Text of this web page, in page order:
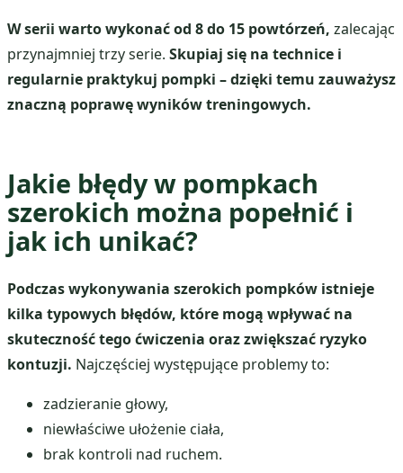
W serii warto wykonać od 8 do 15 powtórzeń, zalecając
przynajmniej trzy serie. Skupiaj się na technice i
regularnie praktykuj pompki – dzięki temu zauważysz
znaczną poprawę wyników treningowych.
Jakie błędy w pompkach
szerokich można popełnić i
jak ich unikać?
Podczas wykonywania szerokich pompków istnieje
kilka typowych błędów, które mogą wpływać na
skuteczność tego ćwiczenia oraz zwiększać ryzyko
kontuzji. Najczęściej występujące problemy to:
zadzieranie głowy,
niewłaściwe ułożenie ciała,
brak kontroli nad ruchem.